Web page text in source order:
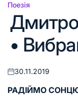
Опублікувати
Поезія
•
Оприлюднено
30.11.2019
РАДІЙМО